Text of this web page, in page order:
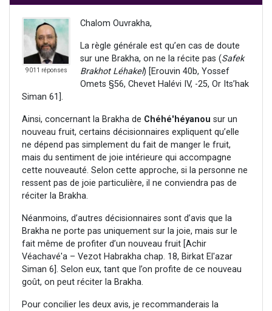
9011 réponses
Chalom Ouvrakha,
La règle générale est qu’en cas de doute
sur une Brakha, on ne la récite pas (Safek
Brakhot Léhakel) [Erouvin 40b, Yossef
Omets §56, Chevet Halévi IV, -25, Or Its’hak
Siman 61].
Ainsi, concernant la Brakha de Chéhé'héyanou sur un
nouveau fruit, certains décisionnaires expliquent qu’elle
ne dépend pas simplement du fait de manger le fruit,
mais du sentiment de joie intérieure qui accompagne
cette nouveauté. Selon cette approche, si la personne ne
ressent pas de joie particulière, il ne conviendra pas de
réciter la Brakha.
Néanmoins, d’autres décisionnaires sont d’avis que la
Brakha ne porte pas uniquement sur la joie, mais sur le
fait même de profiter d’un nouveau fruit [Achir
Véachavé'a – Vezot Habrakha chap. 18, Birkat El'azar
Siman 6]. Selon eux, tant que l’on profite de ce nouveau
goût, on peut réciter la Brakha.
Pour concilier les deux avis, je recommanderais la